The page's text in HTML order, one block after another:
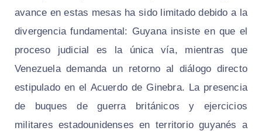
avance en estas mesas ha sido limitado debido a la
divergencia fundamental: Guyana insiste en que el
proceso judicial es la única vía, mientras que
Venezuela demanda un retorno al diálogo directo
estipulado en el Acuerdo de Ginebra. La presencia
de buques de guerra británicos y ejercicios
militares estadounidenses en territorio guyanés a